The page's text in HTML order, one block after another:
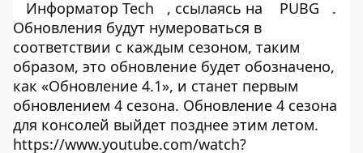
Информатор Tech
, ссылаясь на PUBG
.
Обновления будут нумероваться в
соответствии с каждым сезоном, таким
образом, это обновление будет обозначено,
как «Обновление 4.1», и станет первым
обновлением 4 сезона. Обновление 4 сезона
для консолей выйдет позднее этим летом.
https://www.youtube.com/watch?